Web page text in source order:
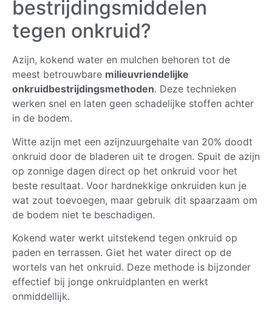
bestrijdingsmiddelen
tegen onkruid?
Azijn, kokend water en mulchen behoren tot de
meest betrouwbare milieuvriendelijke
onkruidbestrijdingsmethoden. Deze technieken
werken snel en laten geen schadelijke stoffen achter
in de bodem.
Witte azijn met een azijnzuurgehalte van 20% doodt
onkruid door de bladeren uit te drogen. Spuit de azijn
op zonnige dagen direct op het onkruid voor het
beste resultaat. Voor hardnekkige onkruiden kun je
wat zout toevoegen, maar gebruik dit spaarzaam om
de bodem niet te beschadigen.
Kokend water werkt uitstekend tegen onkruid op
paden en terrassen. Giet het water direct op de
wortels van het onkruid. Deze methode is bijzonder
effectief bij jonge onkruidplanten en werkt
onmiddellijk.